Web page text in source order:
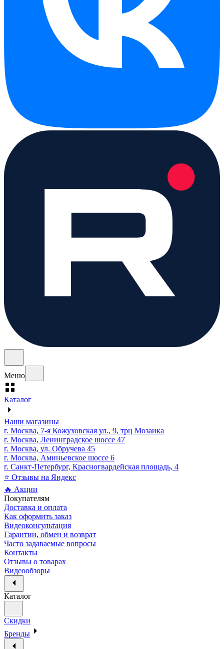
Меню
Каталог
Наши магазины
г. Москва, 7-я Кожуховская ул., 9, трц Мозаика
г. Москва, Ленинградское шоссе 47
г. Москва, ул. Обручева 45
г. Москва, Аминьевское шоссе 6
г. Санкт-Петербург, Красногвардейская площадь, 4
⭐ Отзывы на Яндекс
🔥 Акции
Покупателям
Доставка и оплата
Как оформить заказ
Видеоконсультация
Гарантии, обмен и возврат
Часто задаваемые вопросы
Контакты
Отзывы о товарах
Видеообзоры
Каталог
Скидки
Бренды